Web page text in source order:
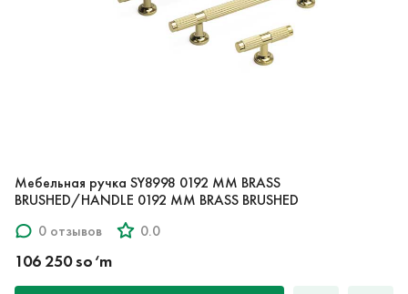
Мебельная ручка SY8998 0192 MM BRASS
BRUSHED/HANDLE 0192 MM BRASS BRUSHED
0 отзывов
0.0
106 250 so‘m